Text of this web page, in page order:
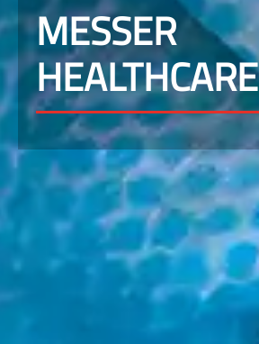
MESSER
HEALTHCARE